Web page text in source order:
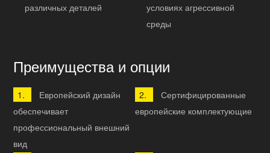
различных деталей
условиях агрессивной
среды
Преимущества и опции
Европейский дизайн
обеспечивает
профессиональный внешний
вид
Сертифицированные
европейские комплектующие